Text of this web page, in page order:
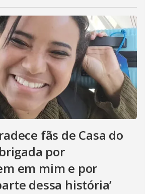
fãs de Casa do
por
em mim e por
dessa história’